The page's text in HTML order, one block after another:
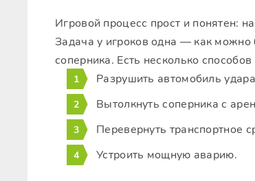
Игровой процесс прост и понятен:
Задача у игроков одна — как можно
соперника. Есть несколько
Разрушить автомобиль
Вытолкнуть соперника с
Перевернуть транспортное
Устроить мощную аварию.